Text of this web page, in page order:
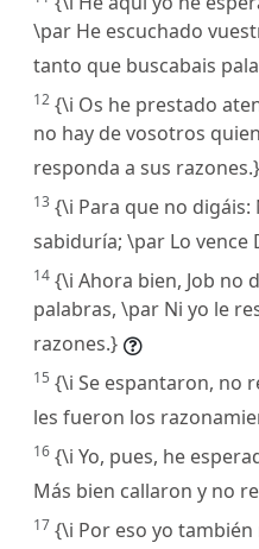
\par He escuchado
tanto que buscabais
12 {\i Os he prestado
no hay de vosotros
responda a sus razones.}
13 {\i Para que no
sabiduría; \par Lo vence
14 {\i Ahora bien, Job no
palabras, \par Ni yo le
razones.}
15 {\i Se espantaron, no
les fueron los
16 {\i Yo, pues, he
Más bien callaron y no
17 {\i Por eso yo